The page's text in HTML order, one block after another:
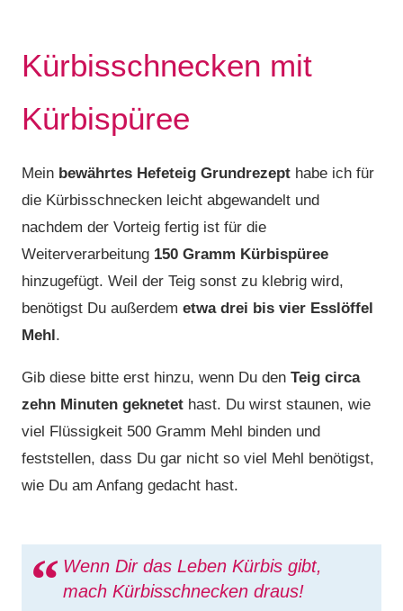
Kürbisschnecken mit
Kürbispüree
Mein bewährtes Hefeteig Grundrezept habe ich für
die Kürbisschnecken leicht abgewandelt und
nachdem der Vorteig fertig ist für die
Weiterverarbeitung 150 Gramm Kürbispüree
hinzugefügt. Weil der Teig sonst zu klebrig wird,
benötigst Du außerdem etwa drei bis vier Esslöffel
Mehl .
Gib diese bitte erst hinzu, wenn Du den Teig circa
zehn Minuten geknetet hast. Du wirst staunen, wie
viel Flüssigkeit 500 Gramm Mehl binden und
feststellen, dass Du gar nicht so viel Mehl benötigst,
wie Du am Anfang gedacht hast.
Wenn Dir das Leben Kürbis gibt,
mach Kürbisschnecken draus!